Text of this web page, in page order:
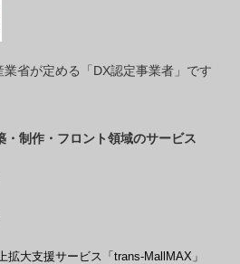
業省が定める「DX認定事業者」です
制作・フロント領域のサービス
拡大支援サービス「trans-MallMAX」